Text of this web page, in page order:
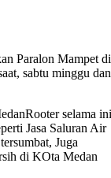
Paralon Mampet di
sabtu minggu dan
selama ini
Jasa Saluran Air
Juga
di KOta Medan